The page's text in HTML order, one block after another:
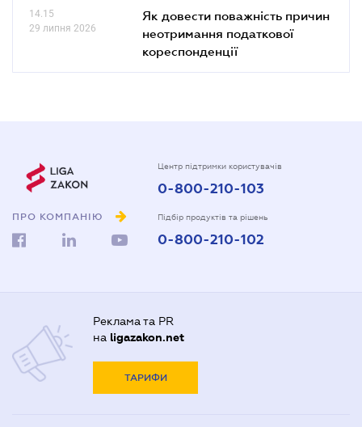
14.15
29 липня 2026
Як довести поважність причин
неотримання податкової
кореспонденції
ПРО КОМПАНІЮ
Центр підтримки користувачів
0-800-210-103
Підбір продуктів та рішень
0-800-210-102
Реклама та PR
на ligazakon.net
ТАРИФИ